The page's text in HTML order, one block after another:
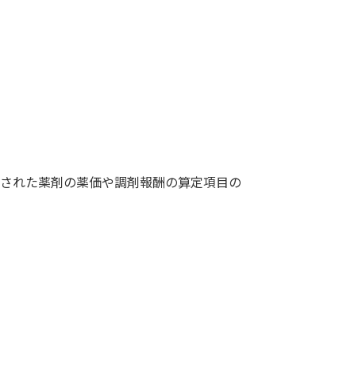
れた薬剤の薬価や調剤報酬の算定項目の